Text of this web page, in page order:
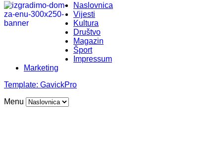
Naslovnica
Vijesti
Kultura
Društvo
Magazin
Šport
Impressum
Marketing
Template: GavickPro
Menu